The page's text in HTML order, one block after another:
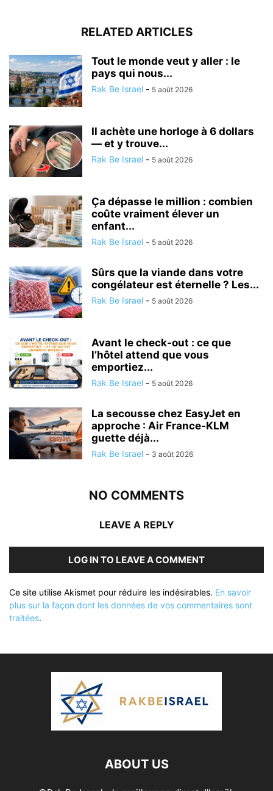
RELATED ARTICLES
Tout le monde veut y aller : le
pays qui nous...
Rak Be Israel - 5 août 2026
Il achète une horloge à 6 dollars
— et y trouve...
Rak Be Israel - 5 août 2026
Ça dépasse le million : combien
coûte vraiment élever un
enfant...
Rak Be Israel - 5 août 2026
Sûrs que la viande dans votre
congélateur est éternelle ? Les...
Rak Be Israel - 5 août 2026
Avant le check-out : ce que
l’hôtel attend que vous
emportiez...
Rak Be Israel - 5 août 2026
La secousse chez EasyJet en
approche : Air France-KLM
guette déjà...
Rak Be Israel - 3 août 2026
NO COMMENTS
LEAVE A REPLY
LOG IN TO LEAVE A COMMENT
Ce site utilise Akismet pour réduire les indésirables. En savoir
plus sur la façon dont les données de vos commentaires sont
traitées.
ABOUT US